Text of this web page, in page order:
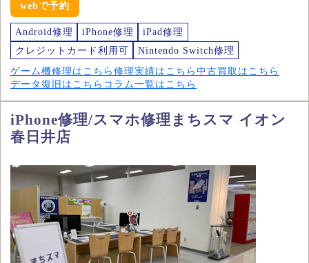
webで予約
Android修理 iPhone修理
iPad修理
クレジットカード利用可
Nintendo Switch修理
ゲーム機修理はこちら 修理実績はこちら 中古買取はこちら
データ復旧はこちら コラム一覧はこちら
iPhone修理/スマホ修理まちスマ イオン
春日井店